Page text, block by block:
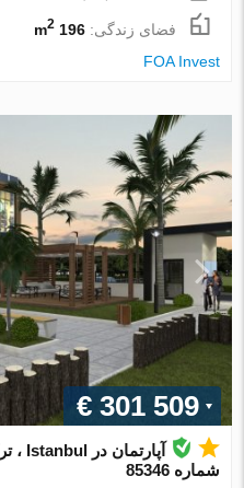
فضای زندگی:196 m
2
FOA Invest
€ 301 509
شماره 85346